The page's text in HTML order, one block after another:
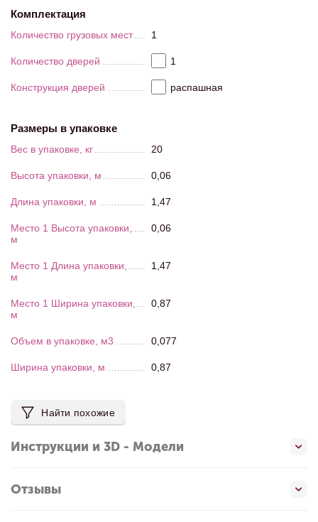
Комплектация
Количество грузовых мест 1
Количество дверей 1
Конструкция дверей распашная
Размеры в упаковке
Вес в упаковке, кг 20
Высота упаковки, м 0,06
Длина упаковки, м 1,47
Место 1 Высота упаковки,
м
0,06
Место 1 Длина упаковки,
м
1,47
Место 1 Ширина упаковки,
м
0,87
Объем в упаковке, м3 0,077
Ширина упаковки, м 0,87
Найти похожие
Инструкции и 3D - Модели
Отзывы